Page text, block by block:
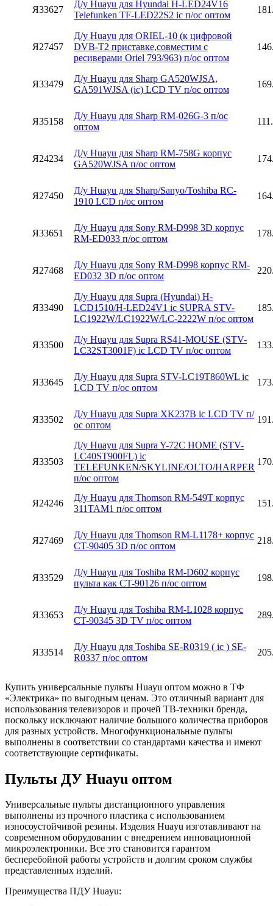
Я33627
Д/у Huayu для Hyundai H-LED24V16
Telefunken TF-LED22S2 ic п/ос оптом
Я27457
Д/у Huayu для ORIEL-10 (к цифровой
DVB-T2 приставке,совместим с
ресиверами Oriel 793/963) п/ос оптом
Я33479
Д/у Huayu для Sharp GA520WJSA,
GA591WJSA (ic) LCD TV п/ос оптом
Я35158
Д/у Huayu для Sharp RM-026G-3 п/ос
оптом
Я24234
Д/у Huayu для Sharp RM-758G корпус
GA520WJSA п/ос оптом
Я27450
Д/у Huayu для Sharp/Sanyo/Toshiba RC-
1910 LCD п/ос оптом
Я33651
Д/у Huayu для Sony RM-D998 3D корпус
RM-ED033 п/ос оптом
Я27468
Д/у Huayu для Sony RM-D998 корпус RM-
ED032 3D п/ос оптом
Я33490
Д/у Huayu для Supra (Hyundai) H-
LCD1510/H-LED24V1 ic SUPRA STV-
LC1922W/LC1922W/LC-2222W п/ос оптом
Я33500
Д/у Huayu для Supra RS41-MOUSE (STV-
LC32ST3001F) ic LCD TV п/ос оптом
Я33645
Д/у Huayu для Supra STV-LC19T860WL ic
LCD TV п/ос оптом
Я33502
Д/у Huayu для Supra XK237B ic LCD TV п/
ос оптом
Я33503
Д/у Huayu для Supra Y-72C HOME (STV-
LC40ST900FL) ic
TELEFUNKEN/SKYLINE/OLTO/HARPER
п/ос оптом
Я24246
Д/у Huayu для Thomson RM-549T корпус
311TAM1 п/ос оптом
Я27469
Д/у Huayu для Thomson RM-L1178+ корпуc
CT-90405 3D п/ос оптом
Я33529
Д/у Huayu для Toshiba RM-D602 корпус
пульта как CT-90126 п/ос оптом
Я33653
Д/у Huayu для Toshiba RM-L1028 корпуc
CT-90345 3D TV п/ос оптом
Я33514
Д/у Huayu для Toshiba SE-R0319 ( ic ) SE-
R0337 п/ос оптом
Купить универсальные пульты Huayu оптом можно в ТФ
«Электрика» по выгодным ценам. Это отличный вариант для
использования телевизоров и прочей ТВ-техники бренда,
поскольку исключают наличие большого количества приборов
для разных устройств. Многофункциональные пульты
выполнены в соответствии со стандартами качества и имеют
соответствующие сертификаты.
Пульты ДУ Huayu оптом
Универсальные пульты дистанционного управления
выполнены из прочного пластика с использованием
износоустойчивой резины. Изделия Huayu изготавливают на
современном оборудовании с внедрением инновационной
микроэлектроники. Все это становится гарантом
бесперебойной работы устройств и долгим сроком службы
представленных изделий.
Преимущества ПДУ Huayu: